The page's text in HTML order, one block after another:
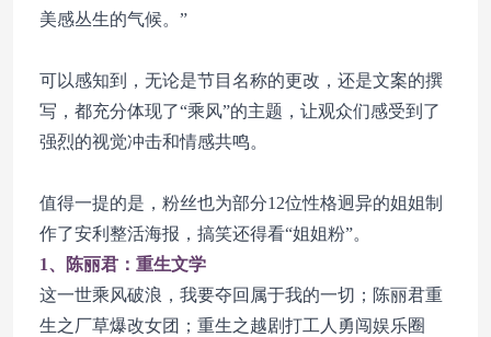
美感丛生的气候。”
可以感知到，无论是节目名称的更改，还是文案的撰
写，都充分体现了“乘风”的主题，让观众们感受到了
强烈的视觉冲击和情感共鸣。
值得一提的是，粉丝也为部分12位性格迥异的姐姐制
作了安利整活海报，搞笑还得看“姐姐粉”。
1、陈丽君：重生文学
这一世乘风破浪，我要夺回属于我的一切；陈丽君重
生之厂草爆改女团；重生之越剧打工人勇闯娱乐圈